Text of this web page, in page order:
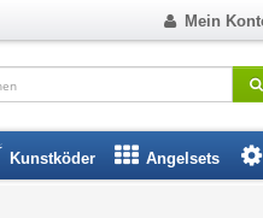
Mein
Kunstköder Angelsets